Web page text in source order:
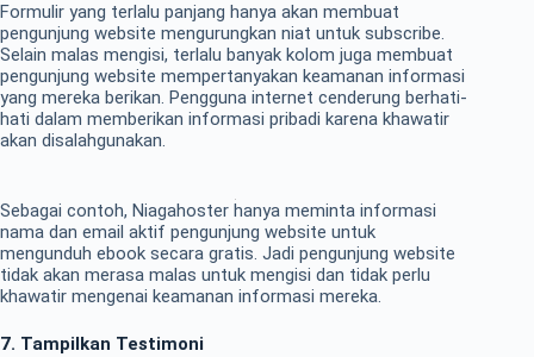
Formulir yang terlalu panjang hanya akan membuat
pengunjung website mengurungkan niat untuk subscribe.
Selain malas mengisi, terlalu banyak kolom juga membuat
pengunjung website mempertanyakan keamanan informasi
yang mereka berikan. Pengguna internet cenderung berhati-
hati dalam memberikan informasi pribadi karena khawatir
akan disalahgunakan.
Sebagai contoh, Niagahoster hanya meminta informasi
nama dan email aktif pengunjung website untuk
mengunduh ebook secara gratis. Jadi pengunjung website
tidak akan merasa malas untuk mengisi dan tidak perlu
khawatir mengenai keamanan informasi mereka.
7. Tampilkan Testimoni